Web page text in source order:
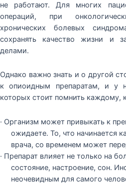
не работают. Для многих
операций, при
хронических болевых
сохранять качество жизни и
делами.
Однако важно знать и о другой
к опиоидным препаратам, и у
которых стоит помнить каждому,
· Организм может привыкать к
ожидаете. То, что начинается
врача, со временем может
· Препарат влияет не только на
состояние, настроение, сон.
неочевидным для самого